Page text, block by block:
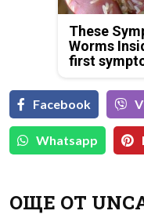
These
Worms
first
Facebook
Whatsapp
ОЩЕ ОТ